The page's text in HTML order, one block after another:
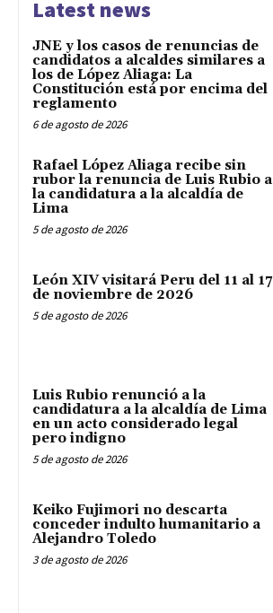
Latest news
JNE y los casos de renuncias de
candidatos a alcaldes similares a
los de López Aliaga: La
Constitución está por encima del
reglamento
6 de agosto de 2026
Rafael López Aliaga recibe sin
rubor la renuncia de Luis Rubio a
la candidatura a la alcaldía de
Lima
5 de agosto de 2026
León XIV visitará Peru del 11 al 17
de noviembre de 2026
5 de agosto de 2026
Luis Rubio renunció a la
candidatura a la alcaldía de Lima
en un acto considerado legal
pero indigno
5 de agosto de 2026
Keiko Fujimori no descarta
conceder indulto humanitario a
Alejandro Toledo
3 de agosto de 2026